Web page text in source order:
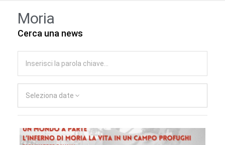
Moria
Cerca una news
Seleziona date